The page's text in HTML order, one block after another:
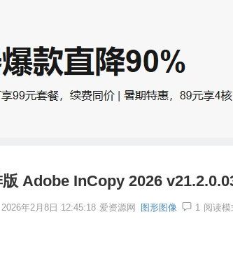
Adobe InCopy 2026
2026年2月8日 12:45:18 爱资源网 图形图像 1 阅读模